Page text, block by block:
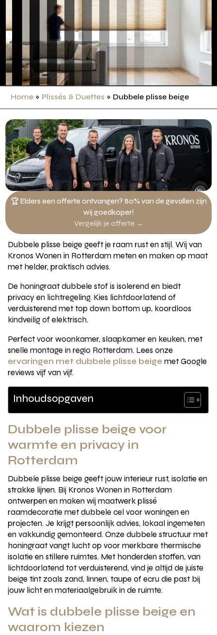
Home » Plissés & Duettes » Dubbele plisse beige
🏆 Elders een offerte ontvangen? 80% van de gevallen zijn
wij goedkoper!
Vergelijk je offerte →
Dubbele plisse beige geeft je raam rust en stijl. Wij van
Kronos Wonen in Rotterdam meten en maken op maat
met helder, praktisch advies.
De honingraat dubbele stof is isolerend en biedt
privacy en lichtregeling. Kies lichtdoorlatend of
verduisterend met top down bottom up, koordloos
kindveilig of elektrisch.
Perfect voor woonkamer, slaapkamer en keuken, met
snelle montage in regio Rotterdam. Lees onze
ervaringen met dubbele plisse beige met Google
reviews vijf van vijf.
Inhoudsopgaven
Dubbele plisse beige voor
warmte en privacy in
Rotterdam
Dubbele plisse beige geeft jouw interieur rust, isolatie en
strakke lijnen. Bij Kronos Wonen in Rotterdam
ontwerpen en maken wij maatwerk plissé
raamdecoratie met dubbele cel voor woningen en
projecten. Je krijgt persoonlijk advies, lokaal ingemeten
en vakkundig gemonteerd. Onze dubbele structuur met
honingraat vangt lucht op voor merkbare thermische
isolatie en stillere ruimtes. Met honderden stoffen, van
lichtdoorlatend tot verduisterend, vind je altijd de juiste
beige tint zoals zand, linnen, taupe of ecru die past bij
jouw licht en materiaalgebruik in de ruimte.
Wat is dubbele plisse beige en
waarom kiezen